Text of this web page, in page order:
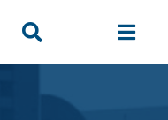
 